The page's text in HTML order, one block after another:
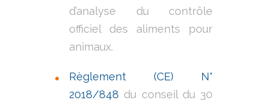
d’analyse du contrôle
officiel des aliments pour
animaux.
Règlement (CE) N°
2018/848 du conseil du 30